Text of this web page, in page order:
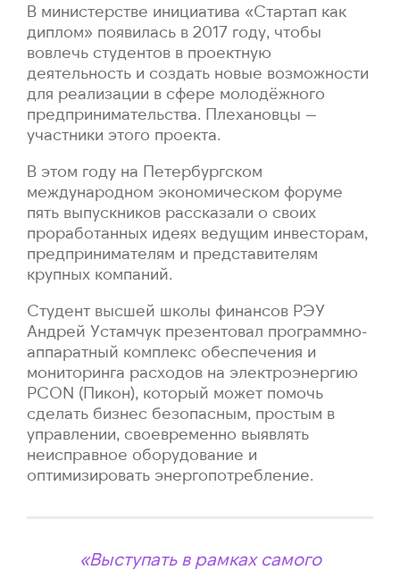
В министерстве инициатива «Стартап как
диплом» появилась в 2017 году, чтобы
вовлечь студентов в проектную
деятельность и создать новые возможности
для реализации в сфере молодёжного
предпринимательства. Плехановцы —
участники этого проекта.
В этом году на Петербургском
международном экономическом форуме
пять выпускников рассказали о своих
проработанных идеях ведущим инвесторам,
предпринимателям и представителям
крупных компаний.
Студент высшей школы финансов РЭУ
Андрей Устамчук презентовал программно-
аппаратный комплекс обеспечения и
мониторинга расходов на электроэнергию
PCON (Пикон), который может помочь
сделать бизнес безопасным, простым в
управлении, своевременно выявлять
неисправное оборудование и
оптимизировать энергопотребление.
«Выступать в рамках самого